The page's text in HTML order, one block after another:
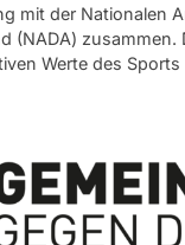
mit der Nationalen
(NADA) zusammen.
Werte des